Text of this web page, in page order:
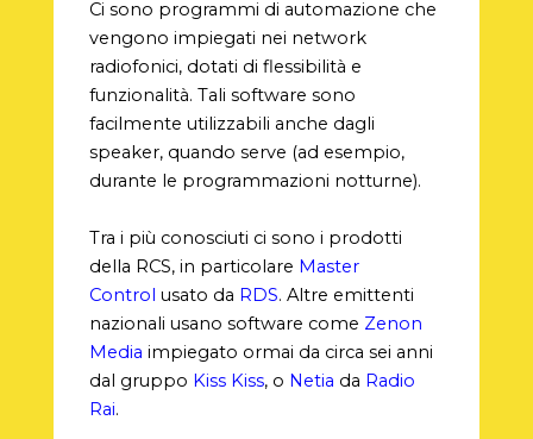
Ci sono programmi di automazione che
vengono impiegati nei network
radiofonici, dotati di flessibilità e
funzionalità. Tali software sono
facilmente utilizzabili anche dagli
speaker, quando serve (ad esempio,
durante le programmazioni notturne).
Tra i più conosciuti ci sono i prodotti
della RCS, in particolare Master
Control usato da RDS. Altre emittenti
nazionali usano software come Zenon
Media impiegato ormai da circa sei anni
dal gruppo Kiss Kiss, o Netia da Radio
Rai.